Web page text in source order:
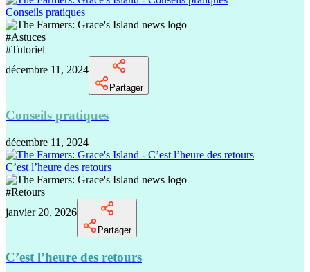
Conseils pratiques
#Astuces
#Tutoriel
décembre 11, 2024
Partager
Conseils pratiques
décembre 11, 2024
C’est l’heure des retours
#Retours
janvier 20, 2026
Partager
C’est l’heure des retours